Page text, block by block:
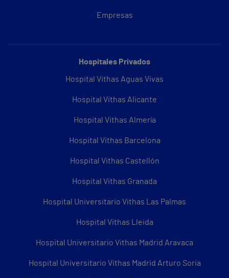
Empresas
Hospitales Privados
Hospital Vithas Aguas Vivas
Hospital Vithas Alicante
Hospital Vithas Almería
Hospital Vithas Barcelona
Hospital Vithas Castellón
Hospital Vithas Granada
Hospital Universitario Vithas Las Palmas
Hospital Vithas Lleida
Hospital Universitario Vithas Madrid Aravaca
Hospital Universitario Vithas Madrid Arturo Soria